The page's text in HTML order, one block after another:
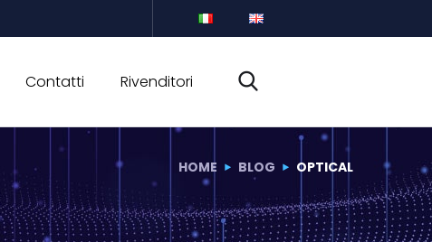
Contatti Rivenditori
HOME BLOG OPTICAL